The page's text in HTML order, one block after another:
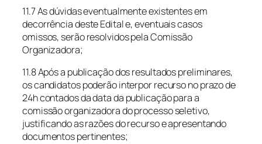
11.7 As dúvidas eventualmente existentes em
decorrência deste Edital e, eventuais casos
omissos, serão resolvidos pela Comissão
Organizadora;
11.8 Após a publicação dos resultados preliminares,
os candidatos poderão interpor recurso no prazo de
24h contados da data da publicação para a
comissão organizadora do processo seletivo,
justificando as razões do recurso e apresentando
documentos pertinentes;